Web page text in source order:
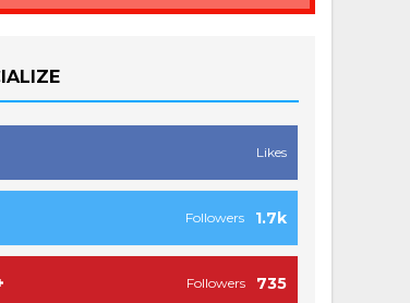
Likes
1.7k
Followers
735
Followers